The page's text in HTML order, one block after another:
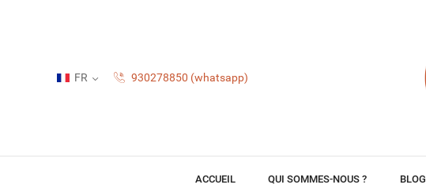
FR 930278850 (whatsapp)
ACCUEIL QUI SOMMES-NOUS ? BLOG